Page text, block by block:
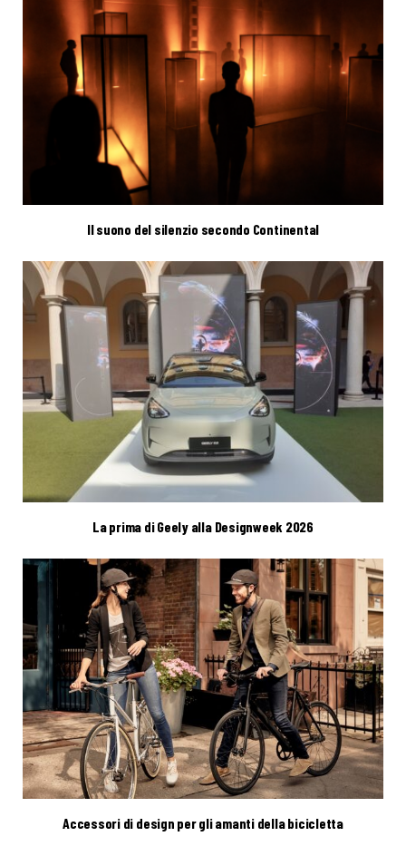
Il suono del silenzio secondo Continental
La prima di Geely alla Designweek 2026
Accessori di design per gli amanti della bicicletta